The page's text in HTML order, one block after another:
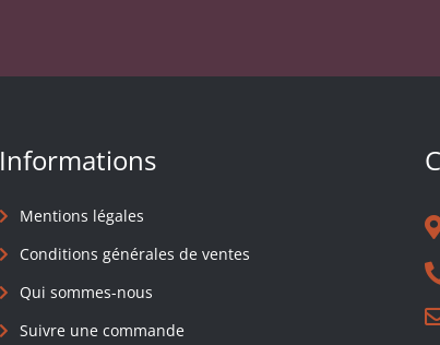
Informations
Mentions légales
Conditions générales de ventes
Qui sommes-nous
Suivre une commande